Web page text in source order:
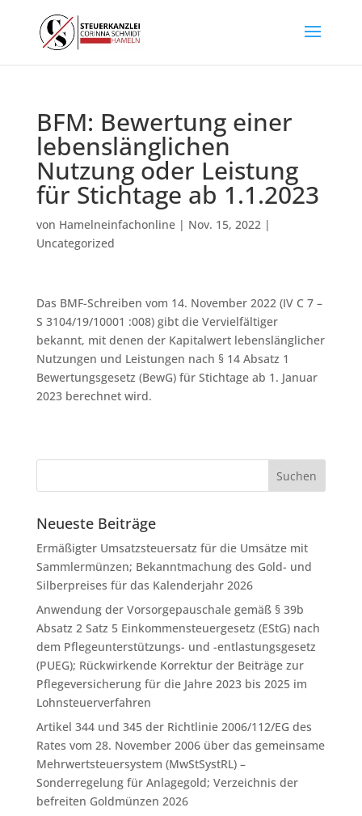
BFM: Bewertung einer
lebenslänglichen
Nutzung oder Leistung
für Stichtage ab 1.1.2023
von Hamelneinfachonline| Nov. 15, 2022|
Uncategorized
Das BMF-Schreiben vom 14. November 2022 (IV C 7 –
S 3104/19/10001 :008) gibt die Vervielfältiger
bekannt, mit denen der Kapitalwert lebenslänglicher
Nutzungen und Leistungen nach § 14 Absatz 1
Bewertungsgesetz (BewG) für Stichtage ab 1. Januar
2023 berechnet wird.
Neueste Beiträge
Ermäßigter Umsatzsteuersatz für die Umsätze mit
Sammlermünzen; Bekanntmachung des Gold- und
Silberpreises für das Kalenderjahr 2026
Anwendung der Vorsorgepauschale gemäß § 39b
Absatz 2 Satz 5 Einkommensteuergesetz (EStG) nach
dem Pflegeunterstützungs- und -entlastungsgesetz
(PUEG); Rückwirkende Korrektur der Beiträge zur
Pflegeversicherung für die Jahre 2023 bis 2025 im
Lohnsteuerverfahren
Artikel 344 und 345 der Richtlinie 2006/112/EG des
Rates vom 28. November 2006 über das gemeinsame
Mehrwertsteuersystem (MwStSystRL) –
Sonderregelung für Anlagegold; Verzeichnis der
befreiten Goldmünzen 2026